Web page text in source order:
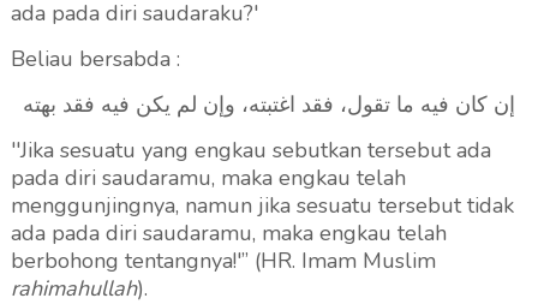
ada pada diri saudaraku?'
Beliau bersabda :
إن كان فيه ما تقول، فقد اغتبته، وإن لم يكن فيه فقد بهته
''Jika sesuatu yang engkau sebutkan tersebut ada
pada diri saudaramu, maka engkau telah
menggunjingnya, namun jika sesuatu tersebut tidak
ada pada diri saudaramu, maka engkau telah
berbohong tentangnya!'” (HR. Imam Muslim
rahimahullah).